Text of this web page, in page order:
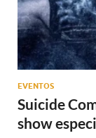
EVENTOS
Suicide
show